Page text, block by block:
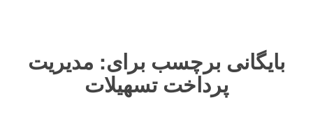
بایگانی برچسب برای: مدیریت
پرداخت تسهیلات